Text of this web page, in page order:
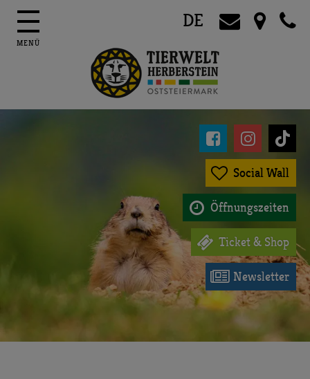
DE
  
 Social Wall
 Öffnungszeiten
 Ticket & Shop
 Newsletter